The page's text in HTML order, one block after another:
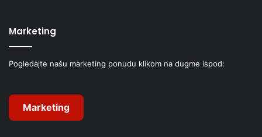
Marketing
Pogledajte našu marketing ponudu klikom na dugme ispod:
Marketing